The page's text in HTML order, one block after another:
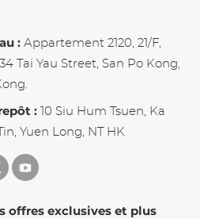
: Appartement 2120, 21/F,
Tai Yau Street, San Po Kong,
: 10 Siu Hum Tsuen, Ka
Yuen Long, NT HK
offres exclusives et plus